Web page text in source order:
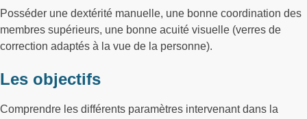
Posséder une dextérité manuelle, une bonne coordination des
membres supérieurs, une bonne acuité visuelle (verres de
correction adaptés à la vue de la personne).
Les objectifs
Comprendre les différents paramètres intervenant dans la